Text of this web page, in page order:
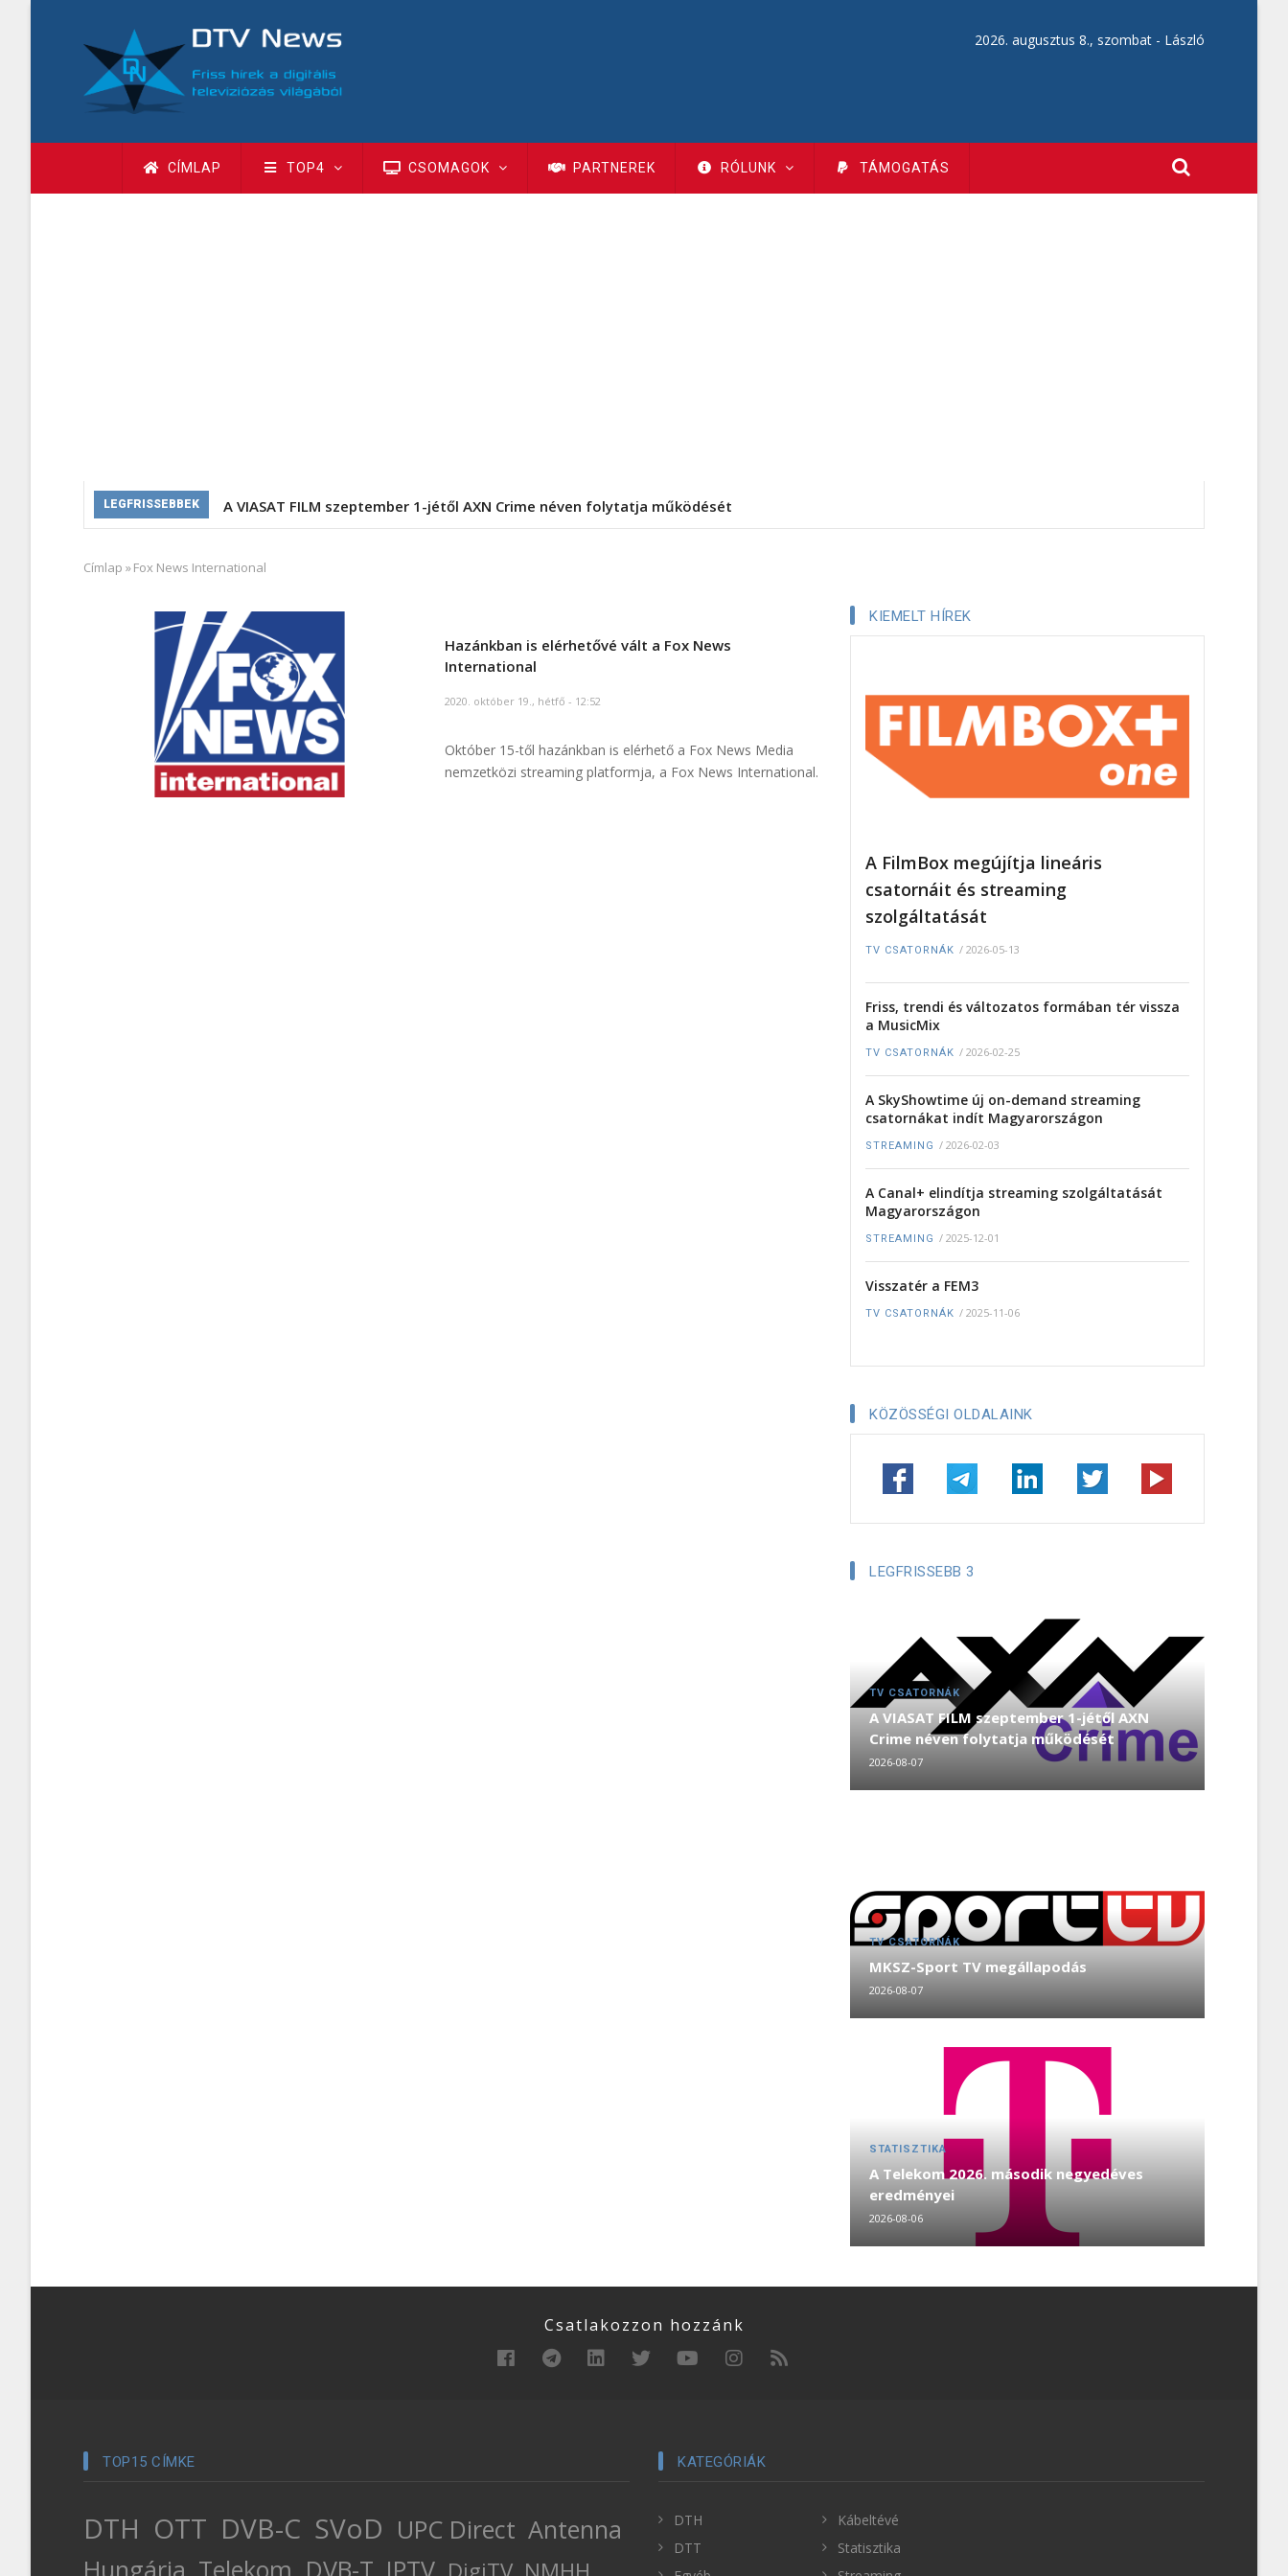
tartalomra
2026. augusztus 8., szombat - László
Fő
navigáció
CÍMLAP TOP4 CSOMAGOK PARTNEREK RÓLUNK TÁMOGATÁS
LEGFRISSEBBEK A VIASAT FILM szeptember 1-jétől AXN Crime néven folytatja működését
Morzsa
Címlap »Fox News International
Hazánkban is elérhetővé vált a Fox News
International
2020. október 19., hétfő - 12:52
Október 15-től hazánkban is elérhető a Fox News Media
nemzetközi streaming platformja, a Fox News International.
KIEMELT HÍREK
A FilmBox megújítja lineáris
csatornáit és streaming
szolgáltatását
TV CSATORNÁK / 2026-05-13
Friss, trendi és változatos formában tér vissza
a MusicMix
TV CSATORNÁK / 2026-02-25
A SkyShowtime új on-demand streaming
csatornákat indít Magyarországon
STREAMING / 2026-02-03
A Canal+ elindítja streaming szolgáltatását
Magyarországon
STREAMING / 2025-12-01
Visszatér a FEM3
TV CSATORNÁK / 2025-11-06
KÖZÖSSÉGI OLDALAINK
LEGFRISSEBB 3
TV CSATORNÁK
A VIASAT FILM szeptember 1-jétől AXN
Crime néven folytatja működését
2026-08-07
TV CSATORNÁK
MKSZ-Sport TV megállapodás
2026-08-07
STATISZTIKA
A Telekom 2026. második negyedéves
eredményei
2026-08-06
Csatlakozzon hozzánk
TOP15 CÍMKE
DTH OTT DVB-C SVoD UPC Direct Antenna
KATEGÓRIÁK
DTH
DTT
Kábeltévé
Statisztika